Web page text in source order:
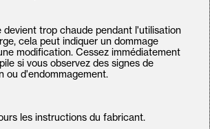
devient trop chaude pendant l'utilisation
cela peut indiquer un dommage
modification. Cessez immédiatement
si vous observez des signes de
ou d'endommagement.
les instructions du fabricant.